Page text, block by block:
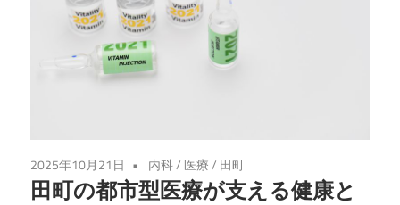
2025年10月21日 内科/ 医療/ 田町
田町の都市型医療が支える健康と